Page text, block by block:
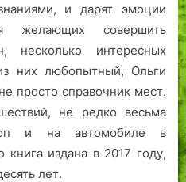
и дарят эмоции
желающих совершить
несколько интересных
них любопытный, Ольги
просто справочник мест.
не редко весьма
и на автомобиле в
издана в 2017 году,
лет.